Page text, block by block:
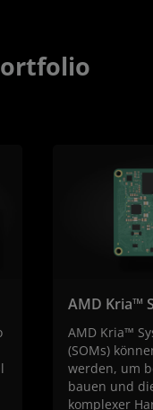
AMD Kria™
AMD Kria™
(SOMs)
werden, um
bauen und
komplexer